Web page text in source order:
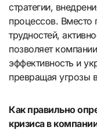
стратегии,
процессов. Вместо
трудностей,
позволяет
эффективность и
превращая угрозы
Как правильно
кризиса в